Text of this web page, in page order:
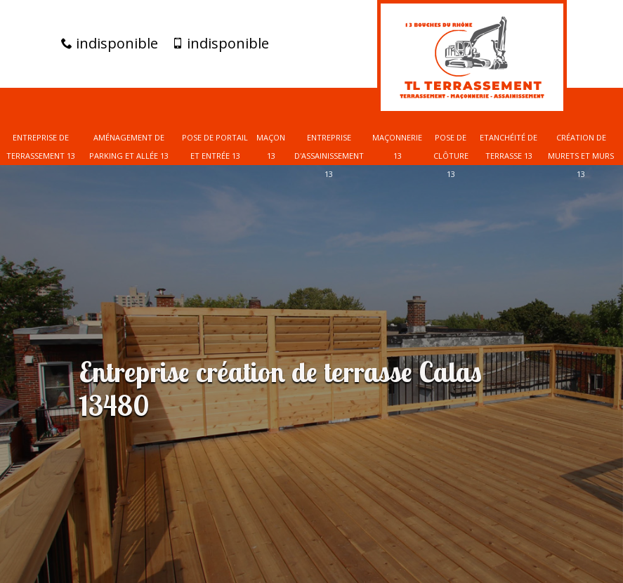
indisponible indisponible
ENTREPRISE DE
TERRASSEMENT 13
AMÉNAGEMENT DE
PARKING ET ALLÉE 13
POSE DE PORTAIL
ET ENTRÉE 13
MAÇON
13
ENTREPRISE
D'ASSAINISSEMENT
13
MAÇONNERIE
13
POSE DE
CLÔTURE
13
ETANCHÉITÉ DE
TERRASSE 13
CRÉATION DE
MURETS ET MURS
13
Entreprise création de terrasse Calas
13480